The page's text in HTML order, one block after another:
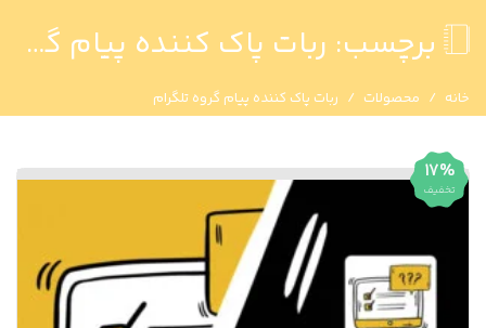
برچسب: ربات پاک کننده پیام گروه تلگرام
خانه محصولات ربات پاک کننده پیام گروه تلگرام
17%
تخفیف